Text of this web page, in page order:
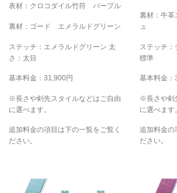
表材：クロコダイル竹符 パープル
裏材：ゴード エメラルドグリーン
ステッチ：エメラルドグリーン 太
さ：太目
基本料金：31,900円
※長さや剣先スタイルなどはご自由
に選べます。
追加料金の項目は下の一覧をご覧く
ださい。
裏材：牛
ュ
ステッチ
標準
基本料金：
※長さや剣
に選べます。
追加料金の
ださい。